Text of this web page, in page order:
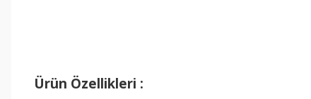
Ürün Özellikleri :